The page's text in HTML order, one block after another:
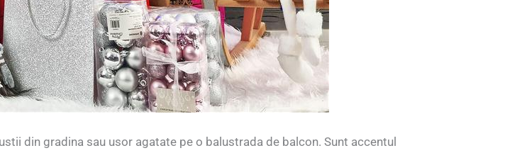
din gradina sau usor agatate pe o balustrada de balcon. Sunt accentul